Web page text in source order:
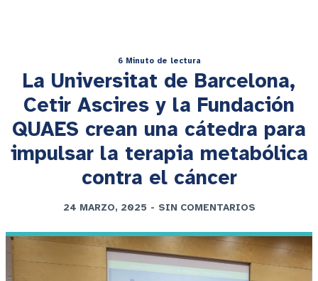
6 Minuto de lectura
La Universitat de Barcelona,
Cetir Ascires y la Fundación
QUAES crean una cátedra para
impulsar la terapia metabólica
contra el cáncer
24 MARZO, 2025 - SIN COMENTARIOS